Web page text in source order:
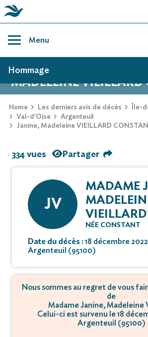
content
Menu
AVIS DE DÉCÈS DE
MADELEINE VIEILLARD
Home Les derniers avis de décès
Île-
Val-d'Oise
Argenteuil
Janine, Madeleine VIEILLARD
Hommage
334 vues Partager
JV
MADAME
VIEILLARD
NÉE CONSTANT
Date du décès :18 décembre 2022
Argenteuil (95100)
Nous sommes au regret de vous
de
Madame Janine, Madeleine
Celui-ci est survenu le 18
Argenteuil (95100)